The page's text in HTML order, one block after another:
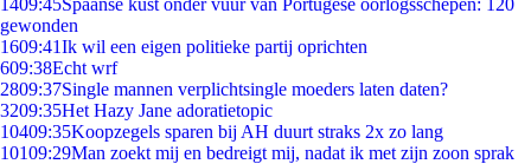
1409:45Spaanse kust onder vuur van Portugese oorlogsschepen: 120
gewonden
1609:41Ik wil een eigen politieke partij oprichten
609:38Echt wrf
2809:37Single mannen verplichtsingle moeders laten daten?
3209:35Het Hazy Jane adoratietopic
10409:35Koopzegels sparen bij AH duurt straks 2x zo lang
10109:29Man zoekt mij en bedreigt mij, nadat ik met zijn zoon sprak